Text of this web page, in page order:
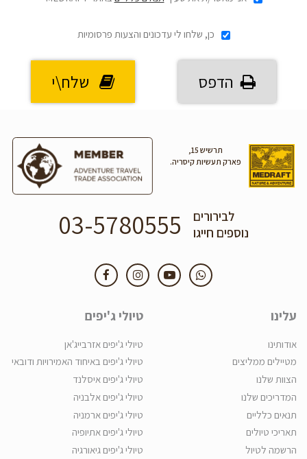
כן, שלחו לי עדכונים והצעות פרסומיות
הדפס שלח\י
תרשיש 15,
פארק תעשיות קיסריה.
לבירורים
נוספים חייגו
03-5780555
עלינו
אודותינו
מטיילים ממליצים
הצוות שלנו
המדריכים שלנו
תנאים כלליים
תאריכי טיולים
הרשמה לטיול
טיולי ג'יפים
טיולי ג'יפים אזרבייג'אן
טיולי ג'יפים באיחוד האמירויות ודובאי
טיולי ג'יפים איסלנד
טיולי ג'יפים אלבניה
טיולי ג'יפים ארמניה
טיולי ג'יפים אתיופיה
טיולי ג'יפים גיאורגיה